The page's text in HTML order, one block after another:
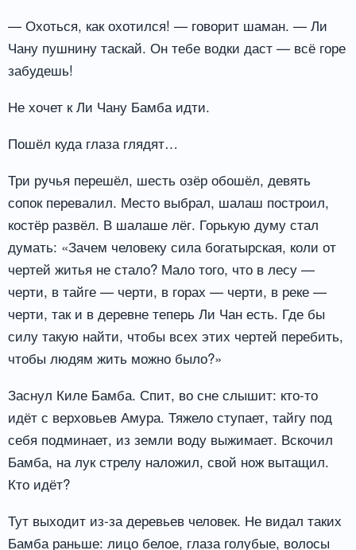
— Охоться, как охотился! — говорит шаман. — Ли
Чану пушнину таскай. Он тебе водки даст — всё горе
забудешь!
Не хочет к Ли Чану Бамба идти.
Пошёл куда глаза глядят…
Три ручья перешёл, шесть озёр обошёл, девять
сопок перевалил. Место выбрал, шалаш построил,
костёр развёл. В шалаше лёг. Горькую думу стал
думать: «Зачем человеку сила богатырская, коли от
чертей житья не стало? Мало того, что в лесу —
черти, в тайге — черти, в горах — черти, в реке —
черти, так и в деревне теперь Ли Чан есть. Где бы
силу такую найти, чтобы всех этих чертей перебить,
чтобы людям жить можно было?»
Заснул Киле Бамба. Спит, во сне слышит: кто-то
идёт с верховьев Амура. Тяжело ступает, тайгу под
себя подминает, из земли воду выжимает. Вскочил
Бамба, на лук стрелу наложил, свой нож вытащил.
Кто идёт?
Тут выходит из-за деревьев человек. Не видал таких
Бамба раньше: лицо белое, глаза голубые, волосы